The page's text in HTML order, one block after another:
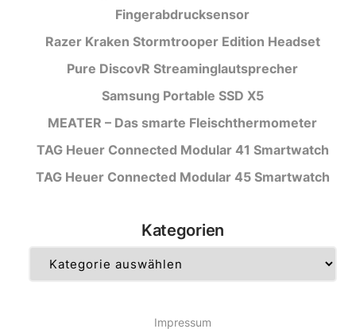
Fingerabdrucksensor
Razer Kraken Stormtrooper Edition Headset
Pure DiscovR Streaminglautsprecher
Samsung Portable SSD X5
MEATER – Das smarte Fleischthermometer
TAG Heuer Connected Modular 41 Smartwatch
TAG Heuer Connected Modular 45 Smartwatch
Kategorien
Impressum